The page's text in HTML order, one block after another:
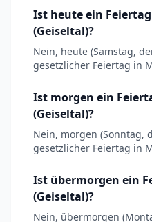
Ist heute ein
(Geiseltal)?
Nein, heute (Samstag,
gesetzlicher Feiertag in
Ist morgen ein
(Geiseltal)?
Nein, morgen (Sonntag,
gesetzlicher Feiertag in
Ist übermorgen ein
(Geiseltal)?
Nein, übermorgen